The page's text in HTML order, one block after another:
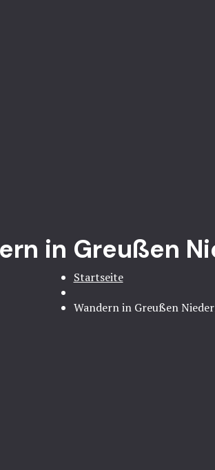
in Greußen
Startseite
Wandern in Greußen